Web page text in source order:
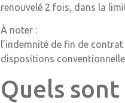
renouvelé 2 fois, dans la
À noter :
l’indemnité de fin de
dispositions
Quels